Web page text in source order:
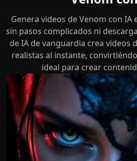
Genera videos de Venom con IA
sin pasos complicados ni
de IA de vanguardia crea videos
realistas al instante,
ideal para crear